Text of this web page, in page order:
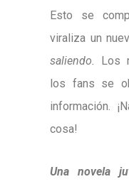
Esto se
viraliza un
saliendo.
Los
los fans se
información.
cosa!
Una novela